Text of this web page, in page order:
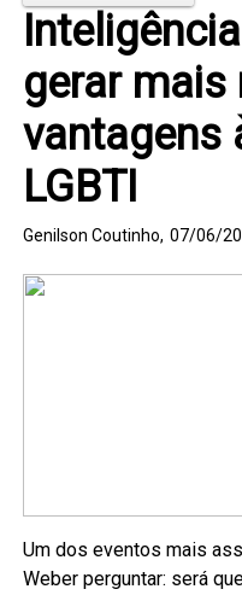
gerar
vantagens
LGBTI
Genilson Coutinho, 07/06/
Um dos eventos mais
Weber perguntar: será